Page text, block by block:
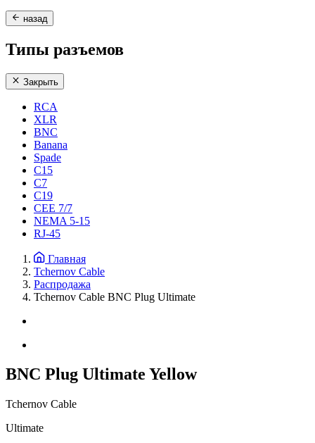
назад
Типы разъемов
Закрыть
RCA
XLR
BNC
Banana
Spade
C15
С7
C19
CEE 7/7
NEMA 5-15
RJ-45
Главная
Tchernov Cable
Распродажа
Tchernov Cable BNC Plug Ultimate
BNC Plug Ultimate Yellow
Tchernov Cable
Ultimate